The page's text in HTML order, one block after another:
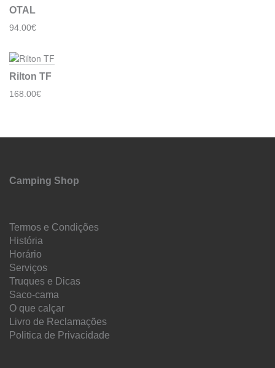
OTAL
94.00€
Rilton TF
168.00€
Camping Shop
Termos e Condições
História
Horário
Serviços
Truques e Dicas
Saco-cama
O que calçar
Livro de Reclamações
Politica de Privacidade